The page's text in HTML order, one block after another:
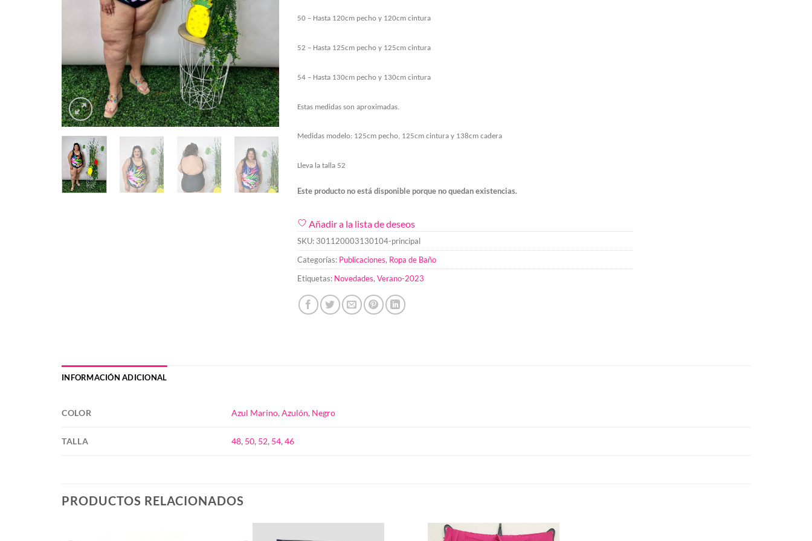
50 – Hasta 120cm pecho y 120cm cintura
52 – Hasta 125cm pecho y 125cm cintura
54 – Hasta 130cm pecho y 130cm cintura
Estas medidas son aproximadas.
Medidas modelo: 125cm pecho, 125cm cintura y 138cm cadera
Lleva la talla 52
Este producto no está disponible porque no quedan existencias.
Añadir a la lista de deseos
SKU: 301120003130104-principal
Categorías: Publicaciones, Ropa de Baño
Etiquetas: Novedades, Verano-2023
INFORMACIÓN ADICIONAL
COLOR Azul Marino,Azulón, Negro
TALLA 48, 50, 52, 54,46
PRODUCTOS RELACIONADOS